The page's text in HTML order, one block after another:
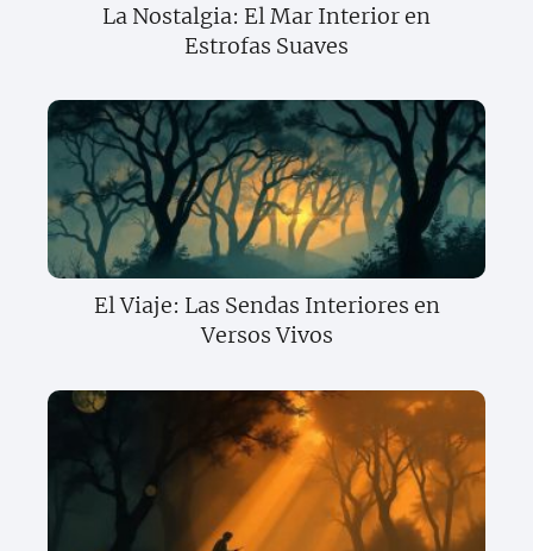
La Nostalgia: El Mar Interior en
Estrofas Suaves
El Viaje: Las Sendas Interiores en
Versos Vivos